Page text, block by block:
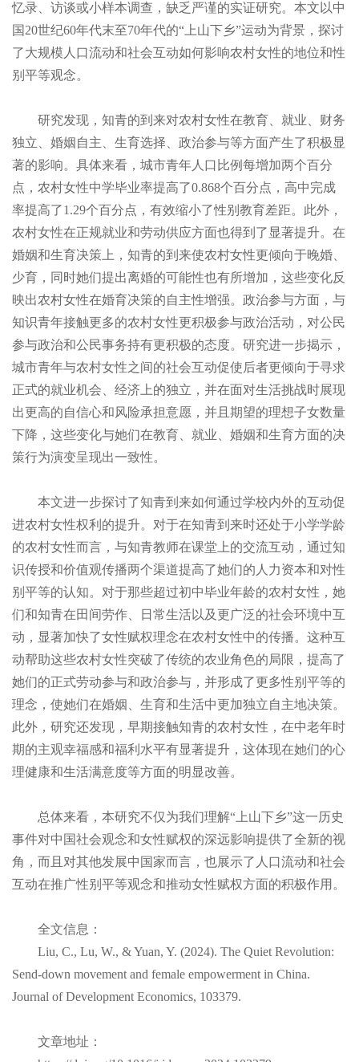
忆录、访谈或小样本调查，缺乏严谨的实证研究。本文以中
国20世纪60年代末至70年代的“上山下乡”运动为背景，探讨
了大规模人口流动和社会互动如何影响农村女性的地位和性
别平等观念。
研究发现，知青的到来对农村女性在教育、就业、财务
独立、婚姻自主、生育选择、政治参与等方面产生了积极显
著的影响。具体来看，城市青年人口比例每增加两个百分
点，农村女性中学毕业率提高了0.868个百分点，高中完成
率提高了1.29个百分点，有效缩小了性别教育差距。此外，
农村女性在正规就业和劳动供应方面也得到了显著提升。在
婚姻和生育决策上，知青的到来使农村女性更倾向于晚婚、
少育，同时她们提出离婚的可能性也有所增加，这些变化反
映出农村女性在婚育决策的自主性增强。政治参与方面，与
知识青年接触更多的农村女性更积极参与政治活动，对公民
参与政治和公民事务持有更积极的态度。研究进一步揭示，
城市青年与农村女性之间的社会互动促使后者更倾向于寻求
正式的就业机会、经济上的独立，并在面对生活挑战时展现
出更高的自信心和风险承担意愿，并且期望的理想子女数量
下降，这些变化与她们在教育、就业、婚姻和生育方面的决
策行为演变呈现出一致性。
本文进一步探讨了知青到来如何通过学校内外的互动促
进农村女性权利的提升。对于在知青到来时还处于小学学龄
的农村女性而言，与知青教师在课堂上的交流互动，通过知
识传授和价值观传播两个渠道提高了她们的人力资本和对性
别平等的认知。对于那些超过初中毕业年龄的农村女性，她
们和知青在田间劳作、日常生活以及更广泛的社会环境中互
动，显著加快了女性赋权理念在农村女性中的传播。这种互
动帮助这些农村女性突破了传统的农业角色的局限，提高了
她们的正式劳动参与和政治参与，并形成了更多性别平等的
理念，使她们在婚姻、生育和生活中更加独立自主地决策。
此外，研究还发现，早期接触知青的农村女性，在中老年时
期的主观幸福感和福利水平有显著提升，这体现在她们的心
理健康和生活满意度等方面的明显改善。
总体来看，本研究不仅为我们理解“上山下乡”这一历史
事件对中国社会观念和女性赋权的深远影响提供了全新的视
角，而且对其他发展中国家而言，也展示了人口流动和社会
互动在推广性别平等观念和推动女性赋权方面的积极作用。
全文信息：
Liu, C., Lu, W., & Yuan, Y. (2024). The Quiet Revolution:
Send-down movement and female empowerment in China.
Journal of Development Economics, 103379.
文章地址：